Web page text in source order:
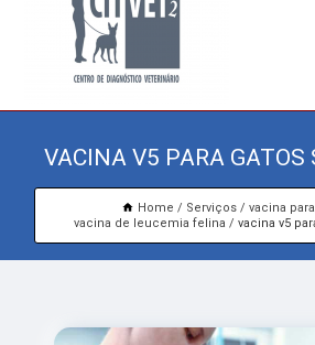
VACINA V5 PARA GATOS
Home Serviços
vacina
vacina de leucemia felina
vacina v5